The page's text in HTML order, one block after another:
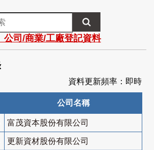
公司/商業/工廠登記資料
資料更新頻率：即時
公司名稱
富茂資本股份有限公司
更新資材股份有限公司